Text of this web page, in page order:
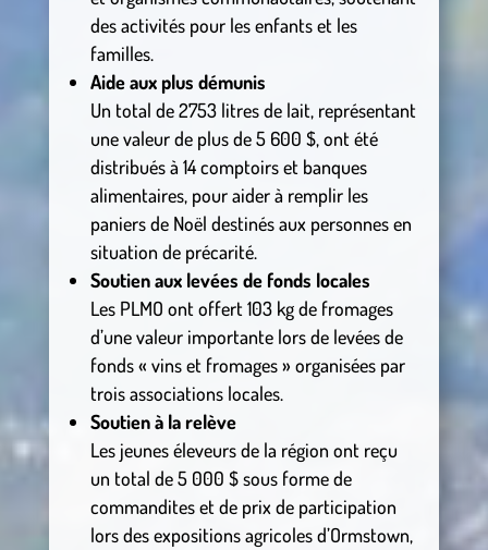
des activités pour les enfants et les
familles.
Aide aux plus démunis
Un total de 2753 litres de lait, représentant
une valeur de plus de 5 600 $, ont été
distribués à 14 comptoirs et banques
alimentaires, pour aider à remplir les
paniers de Noël destinés aux personnes en
situation de précarité.
Soutien aux levées de fonds locales
Les PLMO ont offert 103 kg de fromages
d’une valeur importante lors de levées de
fonds « vins et fromages » organisées par
trois associations locales.
Soutien à la relève
Les jeunes éleveurs de la région ont reçu
un total de 5 000 $ sous forme de
commandites et de prix de participation
lors des expositions agricoles d’Ormstown,